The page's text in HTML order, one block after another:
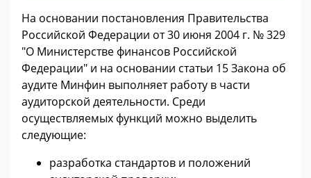
На основании постановления Правительства
Российской Федерации от 30 июня 2004 г. № 329
"О Министерстве финансов Российской
Федерации" и на основании статьи 15 Закона об
аудите Минфин выполняет работу в части
аудиторской деятельности. Среди
осуществляемых функций можно выделить
следующие:
разработка стандартов и положений